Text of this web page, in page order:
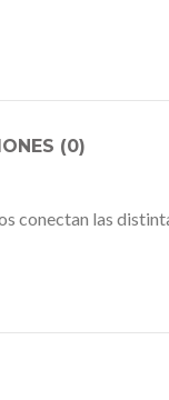
(0)
conectan las